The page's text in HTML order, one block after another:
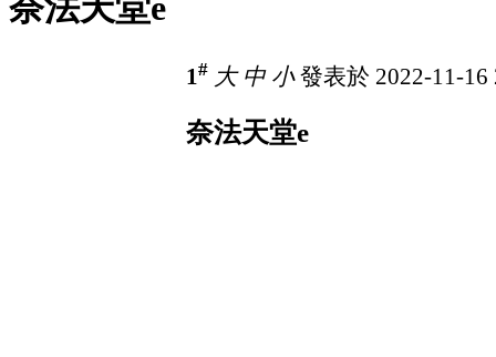
奈法天堂e
1# 大 中 小發表於 2022-11-
奈法天堂e